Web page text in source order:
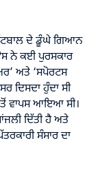
ਦੇ ਡੂੰਘੇ ਗਿਆਨ
ਨੇ ਕਈ ਪੁਰਸਕਾਰ
ਅਤੇ ‘ਸਪੋਰਟਸ
ਦਿਸਦਾ ਹੁੰਦਾ ਸੀ
ਤੋਂ ਵਾਪਸ ਆਇਆ ਸੀ।
ਦਿੱਤੀ ਹੈ ਅਤੇ
ਸੰਸਾਰ ਦਾ